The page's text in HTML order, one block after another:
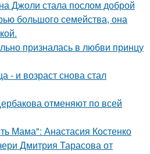
Джоли стала послом доброй
большого семейства, она
призналась в любви принцу
- и возраст снова стал
отменяют по всей
Мама": Анастасия Костенко
Дмитрия Тарасова от